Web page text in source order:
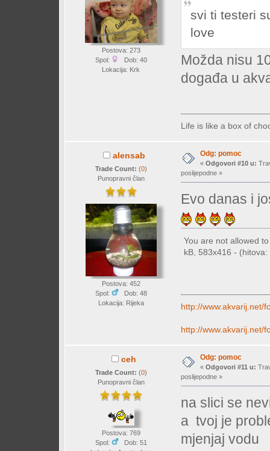
Postova: 273
Spol:
Dob: 40
Lokacija: Krk
svi ti testeri
love
Možda nisu
događa u
Life is like a box of
alensab
Trade Count: (0)
Punopravni član
Postova: 452
Spol:
Dob: 48
Lokacija: Rijeka
Odg: pomoc
« Odgovori #10 u:
poslijepodne »
Evo danas i
You are not allowed
kB, 583x416 - (hitova:
http://www.akvarij.net/
http://www.akvarij.net/
ceh
Trade Count: (0)
Punopravni član
Postova: 769
Spol:
Dob: 51
Odg: pomoc
« Odgovori #11 u:
poslijepodne »
na slici se
a tvoj je
mjenjaj vodu